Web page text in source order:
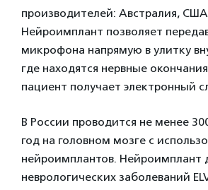
производителей: Австралия,
Нейроимплант позволяет
микрофона напрямую в улитку
где находятся нервные
пациент получает электронный
В России проводится не менее
год на головном мозге с
нейроимплантов. Нейроимплант
неврологических заболеваний